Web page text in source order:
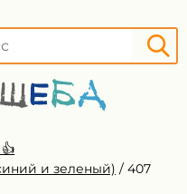
и зеленый) / 407